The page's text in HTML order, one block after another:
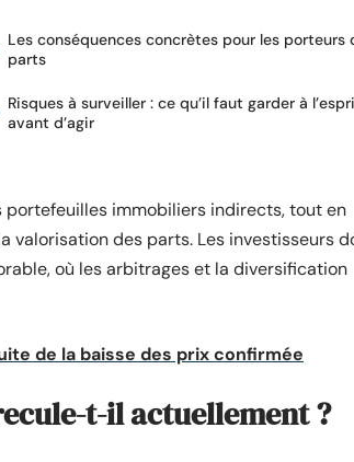
Les conséquences concrètes pour les porteurs
parts
Risques à surveiller : ce qu’il faut garder à
avant d’agir
immobiliers indirects, tout en
valorisation des parts. Les investisseurs
où les arbitrages et la diversification
de la baisse des prix confirmée
t-il actuellement ?